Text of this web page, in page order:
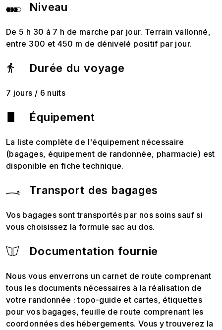
Niveau
De 5 h 30 à 7 h de marche par jour. Terrain vallonné,
entre 300 et 450 m de dénivelé positif par jour.
Durée du voyage
7 jours / 6 nuits
Équipement
La liste complète de l'équipement nécessaire
(bagages, équipement de randonnée, pharmacie) est
disponible en fiche technique.
Transport des bagages
Vos bagages sont transportés par nos soins sauf si
vous choisissez la formule sac au dos.
Documentation fournie
Nous vous enverrons un carnet de route comprenant
tous les documents nécessaires à la réalisation de
votre randonnée : topo-guide et cartes, étiquettes
pour vos bagages, feuille de route comprenant les
coordonnées des hébergements. Vous y trouverez la